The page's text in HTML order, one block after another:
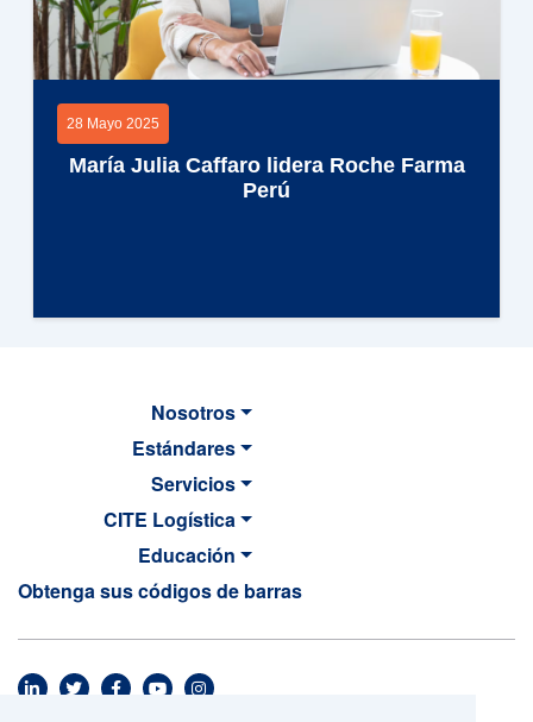
28 Mayo 2025
María Julia Caffaro lidera Roche Farma
Perú
MAIN NAVIGATION
Nosotros
Estándares
Servicios
CITE Logística
Educación
Obtenga sus códigos de barras